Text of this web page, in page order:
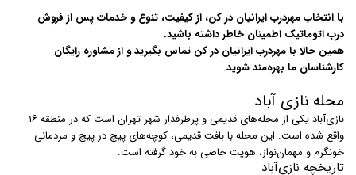
با انتخاب مهردرب ایرانیان در کن، از کیفیت، تنوع و خدمات پس از فروش
درب اتوماتیک اطمینان خاطر داشته باشید.
همین حالا با مهردرب ایرانیان در کن تماس بگیرید و از مشاوره رایگان
کارشناسان ما بهره‌مند شوید.
محله نازی آباد
نازی‌آباد یکی از محله‌های قدیمی و پرطرفدار شهر تهران است که در منطقه ۱۶
واقع شده است. این محله با بافت قدیمی، کوچه‌های پیچ در پیچ و مردمانی
خونگرم و مهمان‌نواز، هویت خاصی به خود گرفته است.
تاریخچه نازی‌آباد